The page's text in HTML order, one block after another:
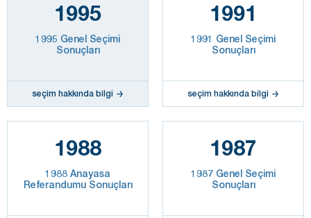
1995
1995 Genel Seçimi
Sonuçları
seçim hakkında bilgi
1991
1991 Genel Seçimi
Sonuçları
seçim hakkında bilgi
1988
1988 Anayasa
Referandumu Sonuçları
1987
1987 Genel Seçimi
Sonuçları